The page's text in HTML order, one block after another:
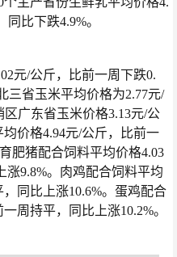
比下跌4.9%。
元/公斤，比前一周下跌0.
三省玉米平均价格为2.77元/
广东省玉米价格3.13元/公
价格4.94元/公斤，比前一
肥猪配合饲料平均价格4.03
涨9.8%。肉鸡配合饲料平均
同比上涨10.6%。蛋鸡配合
周持平，同比上涨10.2%。